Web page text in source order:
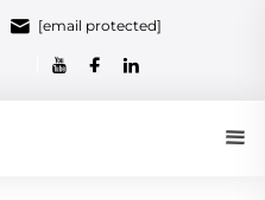
[email protected]